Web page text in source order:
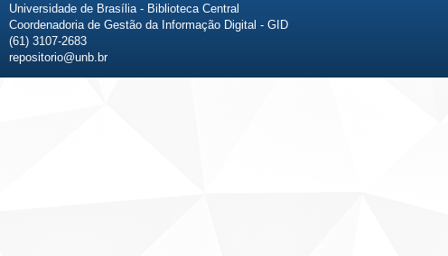
Universidade de Brasília - Biblioteca Central
Coordenadoria de Gestão da Informação Digital - GID
(61) 3107-2683
repositorio@unb.br